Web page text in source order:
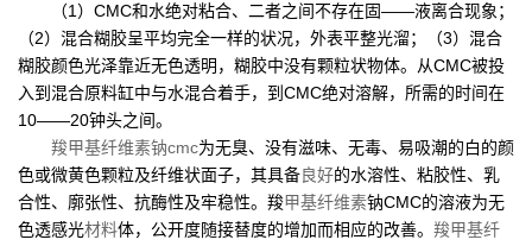
（1）CMC和水绝对粘合、二者之间不存在固——液离合现象；
（2）混合糊胶呈平均完全一样的状况，外表平整光溜；（3）混合
糊胶颜色光泽靠近无色透明，糊胶中没有颗粒状物体。从CMC被投
入到混合原料缸中与水混合着手，到CMC绝对溶解，所需的时间在
10——20钟头之间。
羧甲基纤维素钠cmc为无臭、没有滋味、无毒、易吸潮的白的颜
色或微黄色颗粒及纤维状面子，其具备良好的水溶性、粘胶性、乳
合性、廓张性、抗酶性及牢稳性。羧甲基纤维素钠CMC的溶液为无
色透感光材料体，公开度随接替度的增加而相应的改善。 羧甲基纤